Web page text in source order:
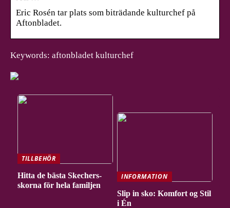
Eric Rosén tar plats som biträdande kulturchef på
Aftonbladet.
Keywords: aftonbladet kulturchef
TILLBEHÖR
Hitta de bästa Skechers-
skorna för hela familjen
INFORMATION
Slip in sko: Komfort og Stil
i Én